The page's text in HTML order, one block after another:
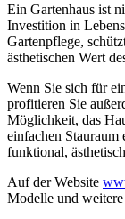
Ein Gartenhaus ist
Investition in
Gartenpflege,
ästhetischen Wert
Wenn Sie sich für
profitieren Sie
Möglichkeit, das
einfachen Stauraum
funktional,
Auf der Website
Modelle und